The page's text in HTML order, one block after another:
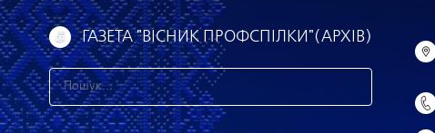
ГАЗЕТА "ВІСНИК ПРОФСПІЛКИ"(АРХІВ)
З
н